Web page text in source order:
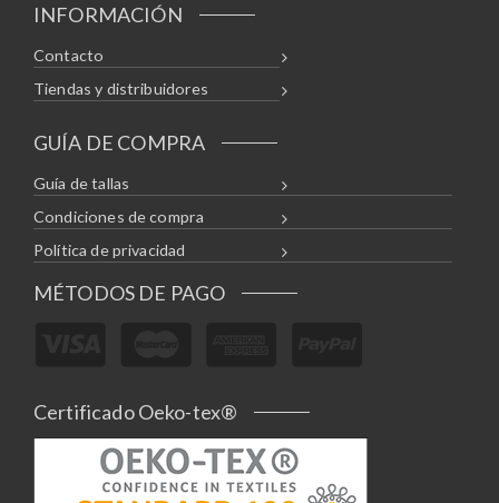
INFORMACIÓN
Contacto
Tiendas y distribuidores
GUÍA DE COMPRA
Guía de tallas
Condiciones de compra
Política de privacidad
MÉTODOS DE PAGO
Certificado Oeko-tex®